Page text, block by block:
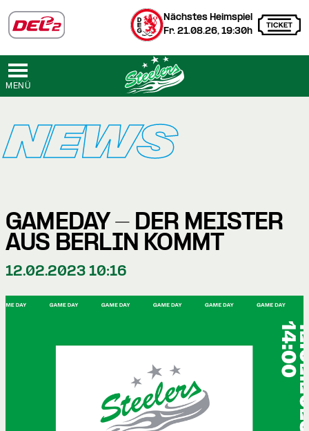
Nächstes Heimspiel
Fr. 21.08.26, 19:30h
MENÜ
NEWS
GAMEDAY - DER MEISTER
AUS BERLIN KOMMT
12.02.2023 10:16